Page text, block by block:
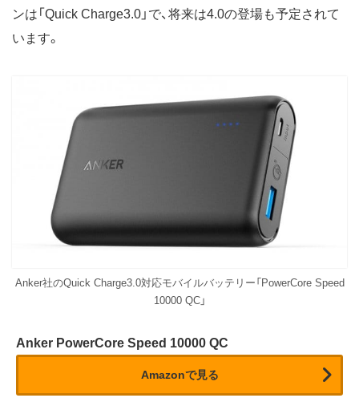
ンは「Quick Charge3.0」で、将来は4.0の登場も予定されて
います。
Anker社のQuick Charge3.0対応モバイルバッテリー「PowerCore Speed
10000 QC」
Anker PowerCore Speed 10000 QC
Amazonで見る